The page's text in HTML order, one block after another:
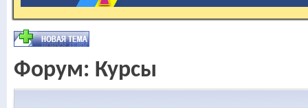
Форум: Курсы